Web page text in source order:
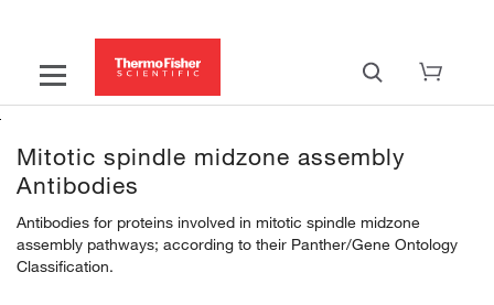
Mitotic spindle midzone assembly
Antibodies
Antibodies for proteins involved in mitotic spindle midzone
assembly pathways; according to their Panther/Gene Ontology
Classification.